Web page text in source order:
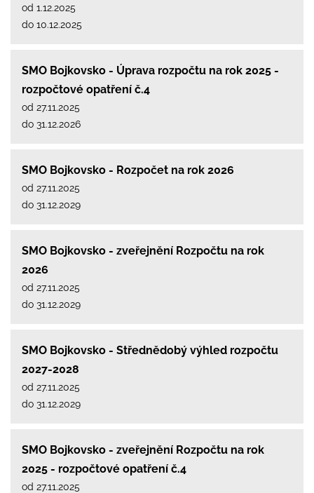
od 1.12.2025
do 10.12.2025
SMO Bojkovsko - Úprava rozpočtu na rok 2025 -
rozpočtové opatření č.4
od 27.11.2025
do 31.12.2026
SMO Bojkovsko - Rozpočet na rok 2026
od 27.11.2025
do 31.12.2029
SMO Bojkovsko - zveřejnění Rozpočtu na rok
2026
od 27.11.2025
do 31.12.2029
SMO Bojkovsko - Střednědobý výhled rozpočtu
2027-2028
od 27.11.2025
do 31.12.2029
SMO Bojkovsko - zveřejnění Rozpočtu na rok
2025 - rozpočtové opatření č.4
od 27.11.2025